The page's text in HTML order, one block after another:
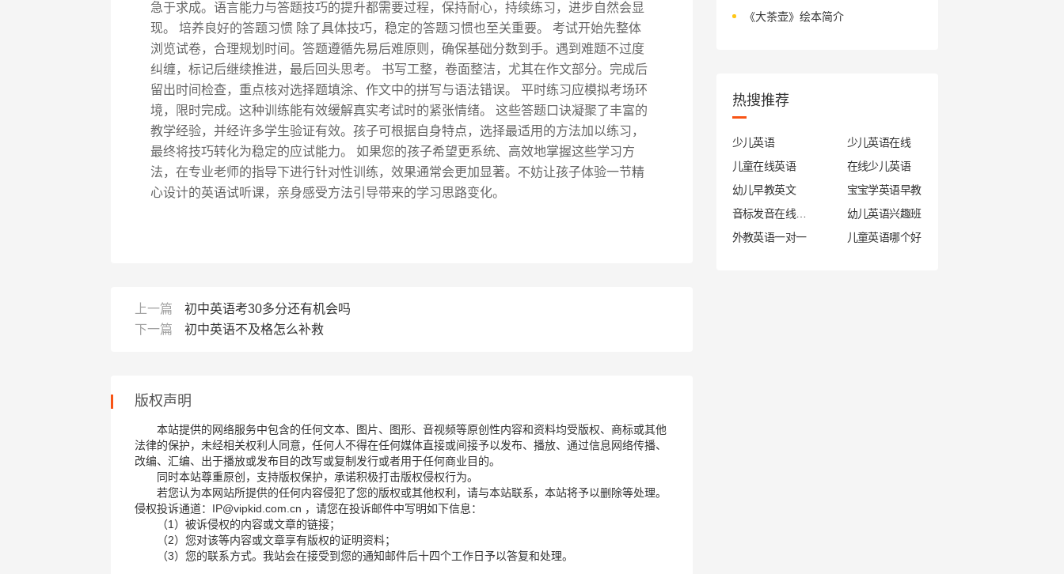
急于求成。语言能力与答题技巧的提升都需要过程，保持耐心，持续练习，进步自然会显
现。 培养良好的答题习惯 除了具体技巧，稳定的答题习惯也至关重要。 考试开始先整体
浏览试卷，合理规划时间。答题遵循先易后难原则，确保基础分数到手。遇到难题不过度
纠缠，标记后继续推进，最后回头思考。 书写工整，卷面整洁，尤其在作文部分。完成后
留出时间检查，重点核对选择题填涂、作文中的拼写与语法错误。 平时练习应模拟考场环
境，限时完成。这种训练能有效缓解真实考试时的紧张情绪。 这些答题口诀凝聚了丰富的
教学经验，并经许多学生验证有效。孩子可根据自身特点，选择最适用的方法加以练习，
最终将技巧转化为稳定的应试能力。 如果您的孩子希望更系统、高效地掌握这些学习方
法，在专业老师的指导下进行针对性训练，效果通常会更加显著。不妨让孩子体验一节精
心设计的英语试听课，亲身感受方法引导带来的学习思路变化。
上一篇
初中英语考30多分还有机会吗
下一篇
初中英语不及格怎么补救
版权声明
本站提供的网络服务中包含的任何文本、图片、图形、音视频等原创性内容和资料均受版权、商标或其他
法律的保护，未经相关权利人同意，任何人不得在任何媒体直接或间接予以发布、播放、通过信息网络传播、
改编、汇编、出于播放或发布目的改写或复制发行或者用于任何商业目的。
同时本站尊重原创，支持版权保护，承诺积极打击版权侵权行为。
若您认为本网站所提供的任何内容侵犯了您的版权或其他权利，请与本站联系，本站将予以删除等处理。
侵权投诉通道：IP@vipkid.com.cn ，请您在投诉邮件中写明如下信息：
（1）被诉侵权的内容或文章的链接；
（2）您对该等内容或文章享有版权的证明资料；
（3）您的联系方式。我站会在接受到您的通知邮件后十四个工作日予以答复和处理。
《大茶壶》绘本简介
热搜推荐
少儿英语
少儿英语在线
儿童在线英语
在线少儿英语
幼儿早教英文
宝宝学英语早教
幼儿英语兴趣班
外教英语一对一
儿童英语哪个好